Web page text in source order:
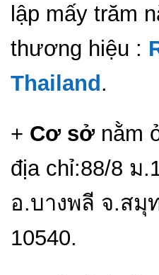
lập mấy trăm
thương hiệu :
Thailand.
+ Cơ sở nằm
địa chỉ:88/8 ม
อ.บางพลี จ.สมุ
10540.